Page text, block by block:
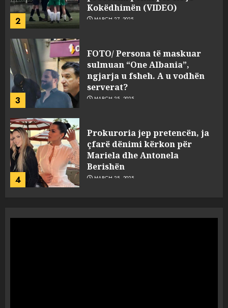
2
Kokëdhimën (VIDEO)
MARCH 27, 2025
3
FOTO/ Persona të maskuar
sulmuan “One Albania”,
ngjarja u fsheh. A u vodhën
serverat?
MARCH 25, 2025
4
Prokuroria jep pretencën, ja
çfarë dënimi kërkon për
Mariela dhe Antonela
Berishën
MARCH 25, 2025